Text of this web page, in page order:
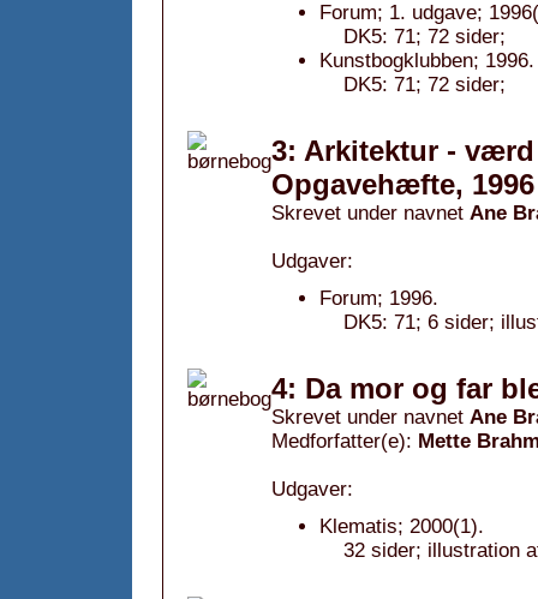
Forum; 1. udgave;
DK5: 71; 72 sider;
Kunstbogklubben; 1996.
DK5: 71; 72 sider;
3: Arkitektur -
Opgavehæfte, 1996
Skrevet under navnet Ane
Udgaver:
Forum; 1996.
DK5: 71; 6 sider;
4: Da mor og far
Skrevet under navnet Ane
Medforfatter(e): Mette
Udgaver:
Klematis; 2000(1).
32 sider; illustration